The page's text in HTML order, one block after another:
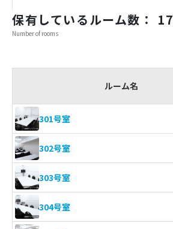
保有しているルーム数： 17
Number of rooms
ルーム名
301号室
302号室
303号室
304号室